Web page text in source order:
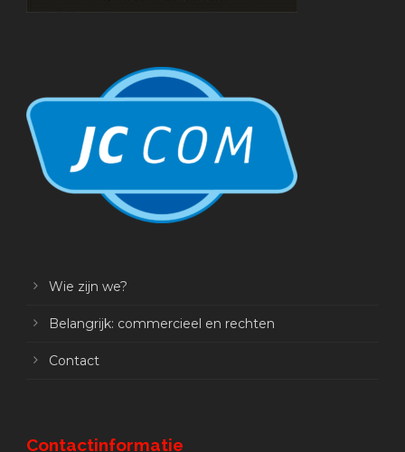
Wie zijn we?
Belangrijk: commercieel en rechten
Contact
Contactinformatie